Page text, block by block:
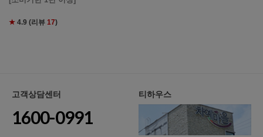
★ 4.9 (리뷰 17)
고객상담센터
1600-0991
티하우스